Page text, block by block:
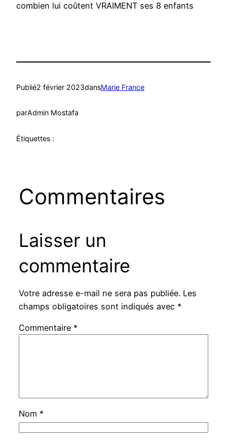
combien lui coûtent VRAIMENT ses 8 enfants
Publié2 février 2023dansMarie France
parAdmin Mostafa
Étiquettes :
Commentaires
Laisser un
commentaire
Votre adresse e-mail ne sera pas publiée. Les
champs obligatoires sont indiqués avec *
Commentaire *
Nom *